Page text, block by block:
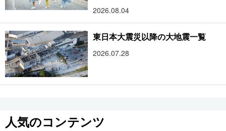
2026.08.04
東日本大震災以降の大地震一覧
2026.07.28
人気のコンテンツ